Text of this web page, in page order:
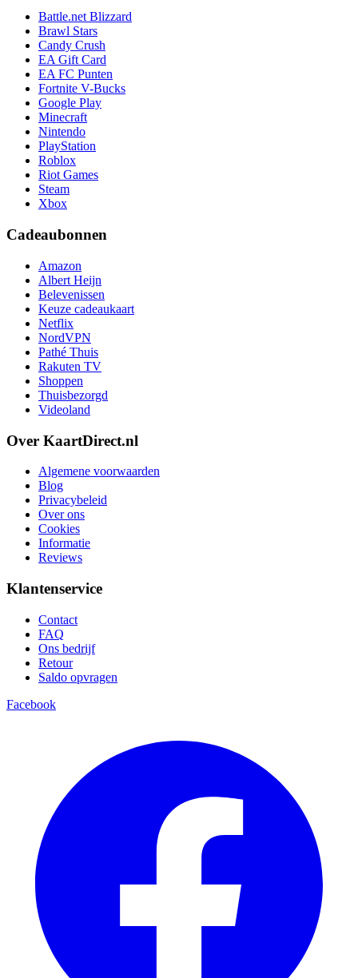
Battle.net Blizzard
Brawl Stars
Candy Crush
EA Gift Card
EA FC Punten
Fortnite V-Bucks
Google Play
Minecraft
Nintendo
PlayStation
Roblox
Riot Games
Steam
Xbox
Cadeaubonnen
Amazon
Albert Heijn
Belevenissen
Keuze cadeaukaart
Netflix
NordVPN
Pathé Thuis
Rakuten TV
Shoppen
Thuisbezorgd
Videoland
Over KaartDirect.nl
Algemene voorwaarden
Blog
Privacybeleid
Over ons
Cookies
Informatie
Reviews
Klantenservice
Contact
FAQ
Ons bedrijf
Retour
Saldo opvragen
Facebook